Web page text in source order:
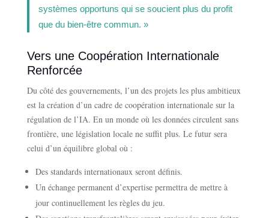
systèmes opportuns qui se soucient plus du profit
que du bien-être commun. »
Vers une Coopération Internationale
Renforcée
Du côté des gouvernements, l’un des projets les plus ambitieux
est la création d’un cadre de coopération internationale sur la
régulation de l’IA. En un monde où les données circulent sans
frontière, une législation locale ne suffit plus. Le futur sera
celui d’un équilibre global où :
Des standards internationaux seront définis.
Un échange permanent d’expertise permettra de mettre à
jour continuellement les règles du jeu.